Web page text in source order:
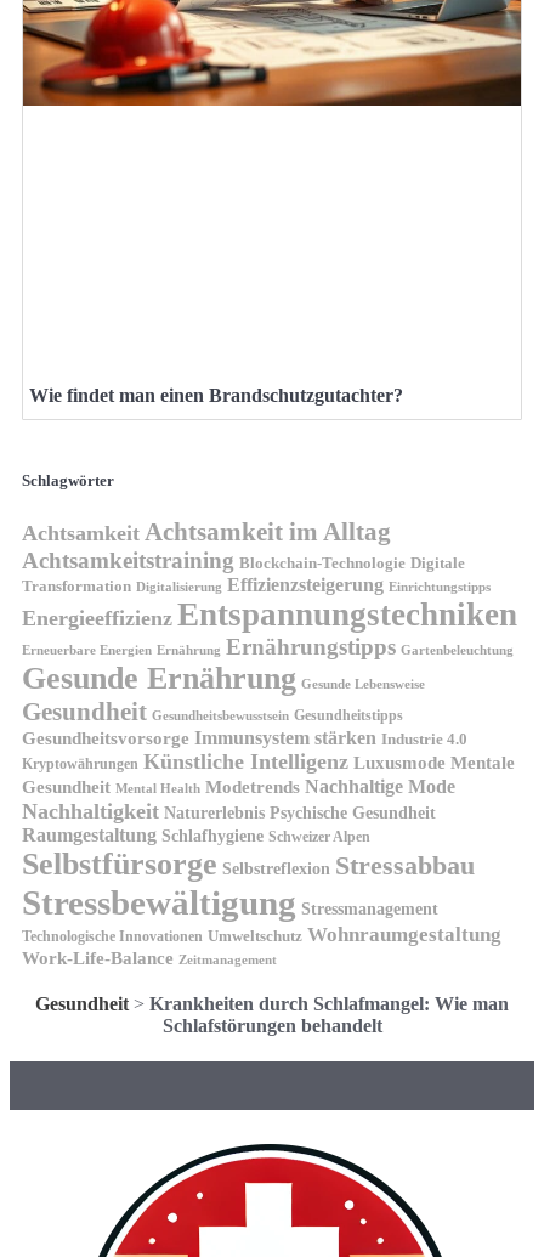
Wie findet man einen Brandschutzgutachter?
Schlagwörter
Achtsamkeit Achtsamkeit im Alltag
Achtsamkeitstraining Blockchain-Technologie Digitale
Transformation Digitalisierung Effizienzsteigerung Einrichtungstipps
Energieeffizienz Entspannungstechniken
Erneuerbare Energien Ernährung Ernährungstipps Gartenbeleuchtung
Gesunde Ernährung Gesunde Lebensweise
Gesundheit Gesundheitsbewusstsein Gesundheitstipps
Gesundheitsvorsorge Immunsystem stärken Industrie 4.0
Kryptowährungen Künstliche Intelligenz Luxusmode Mentale
Gesundheit Mental Health Modetrends Nachhaltige Mode
Nachhaltigkeit Naturerlebnis Psychische Gesundheit
Raumgestaltung Schlafhygiene Schweizer Alpen
Selbstfürsorge Selbstreflexion Stressabbau
Stressbewältigung Stressmanagement
Technologische Innovationen Umweltschutz Wohnraumgestaltung
Work-Life-Balance Zeitmanagement
Gesundheit > Krankheiten durch Schlafmangel: Wie man
Schlafstörungen behandelt